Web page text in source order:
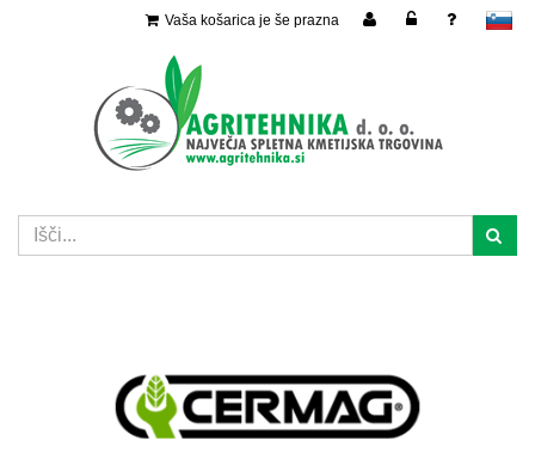
slovensko
Vaša košarica je še prazna